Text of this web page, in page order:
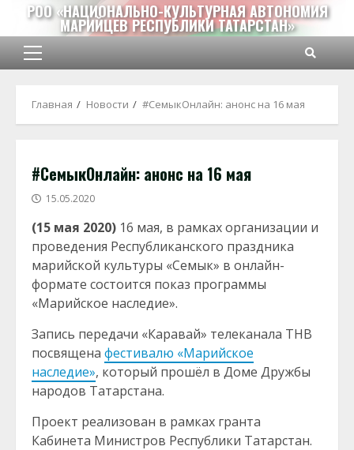
Перейти
содержимому
РОО «НАЦИОНАЛЬНО-КУЛЬТУРНАЯ АВТОНОМИЯ
МАРИЙЦЕВ РЕСПУБЛИКИ ТАТАРСТАН»
Основное
Главная Новости #СемыкОнлайн: анонс на 16 мая
#СемыкОнлайн: анонс на 16 мая
15.05.2020
(15 мая 2020) 16 мая, в рамках организации и
проведения Республиканского праздника
марийской культуры «Семык» в онлайн-
формате состоится показ программы
«Марийское наследие».
Запись передачи «Каравай» телеканала ТНВ
посвящена фестивалю «Марийское
наследие», который прошёл в Доме Дружбы
народов Татарстана.
Проект реализован в рамках гранта
Кабинета Министров Республики Татарстан.